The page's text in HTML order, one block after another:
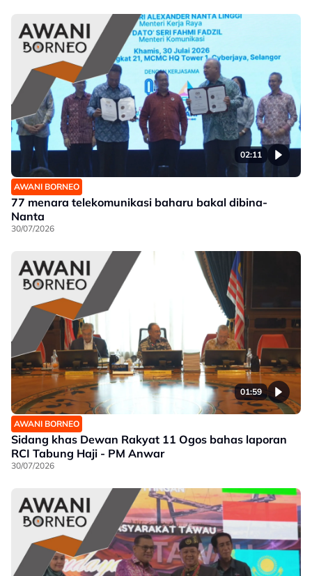
02:11
AWANI BORNEO
77 menara telekomunikasi baharu bakal dibina-
Nanta
30/07/2026
01:59
AWANI BORNEO
Sidang khas Dewan Rakyat 11 Ogos bahas laporan
RCI Tabung Haji - PM Anwar
30/07/2026